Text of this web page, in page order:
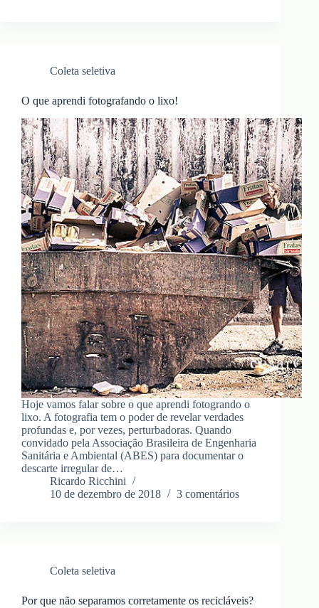
Coleta seletiva
O que aprendi fotografando o lixo!
Hoje vamos falar sobre o que aprendi fotogrando o
lixo. A fotografia tem o poder de revelar verdades
profundas e, por vezes, perturbadoras. Quando
convidado pela Associação Brasileira de Engenharia
Sanitária e Ambiental (ABES) para documentar o
descarte irregular de…
Ricardo Ricchini
10 de dezembro de 2018
3 comentários
Coleta seletiva
Por que não separamos corretamente os recicláveis?